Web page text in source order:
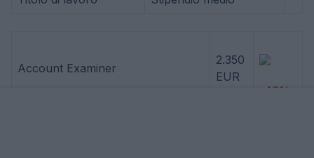
Account Examiner
2.350
EUR
-46%